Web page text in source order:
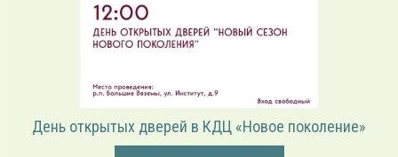
День открытых дверей в КДЦ «Новое поколение»